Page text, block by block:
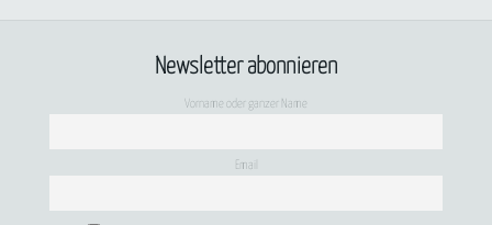
Newsletter abonnieren
Vorname oder ganzer Name
Email